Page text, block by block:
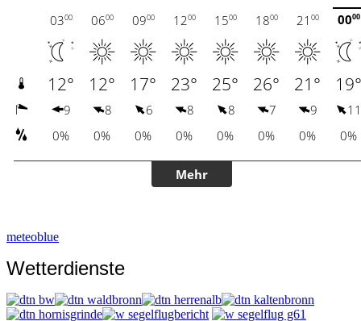
meteoblue
Wetterdienste